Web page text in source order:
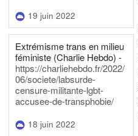
19 juin 2022
Extrémisme trans en milieu
féministe (Charlie Hebdo) -
https://charliehebdo.fr/2022/
06/societe/labsurde-
censure-militante-lgbt-
accusee-de-transphobie/
18 juin 2022